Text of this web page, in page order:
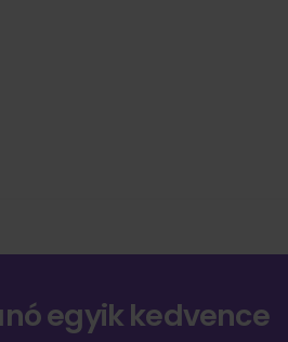
egyik kedvence